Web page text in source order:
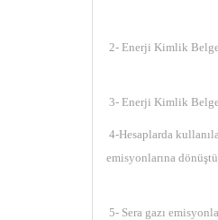
2- Enerji Kimlik
3- Enerji Kimlik
4-Hesaplarda
emisyonlarına
5- Sera gazı